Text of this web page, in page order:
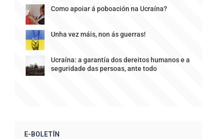
Como apoiar á poboación na Ucraína?
Unha vez máis, non ás guerras!
Ucraína: a garantía dos dereitos humanos e a
seguridade das persoas, ante todo
E-BOLETÍN